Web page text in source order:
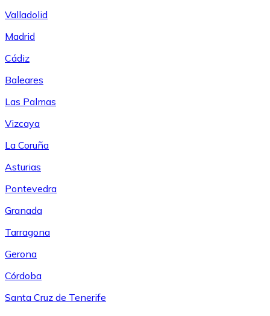
Valladolid
Madrid
Cádiz
Baleares
Las Palmas
Vizcaya
La Coruña
Asturias
Pontevedra
Granada
Tarragona
Gerona
Córdoba
Santa Cruz de Tenerife